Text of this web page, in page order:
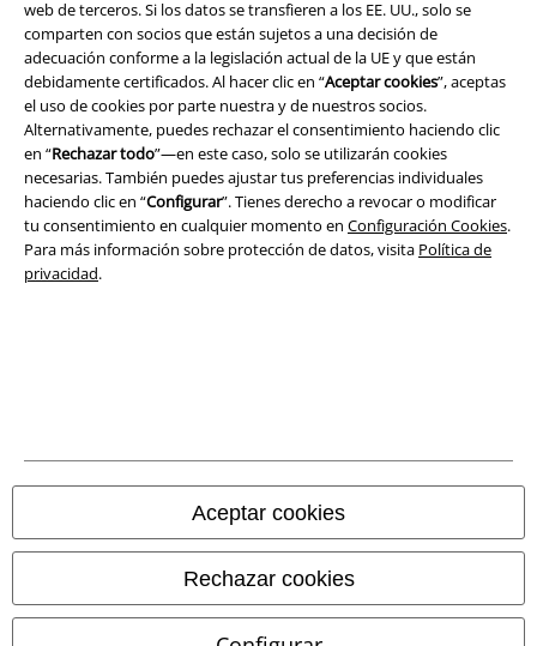
web de terceros. Si los datos se transfieren a los EE. UU., solo se
comparten con socios que están sujetos a una decisión de
adecuación conforme a la legislación actual de la UE y que están
debidamente certificados. Al hacer clic en “Aceptar cookies”, aceptas
el uso de cookies por parte nuestra y de nuestros socios.
Alternativamente, puedes rechazar el consentimiento haciendo clic
en “Rechazar todo”—en este caso, solo se utilizarán cookies
necesarias. También puedes ajustar tus preferencias individuales
haciendo clic en “Configurar”. Tienes derecho a revocar o modificar
tu consentimiento en cualquier momento en Configuración Cookies.
Para más información sobre protección de datos, visita Política de
privacidad.
Aceptar cookies
Rechazar cookies
Términos y Condiciones
Aviso Legal
Ley protección de datos
Eliminación de residuos y protección del medioambiente
Declaración de Conformidad
Todos los precios incluyen el IVA pero no losgastos de transporte